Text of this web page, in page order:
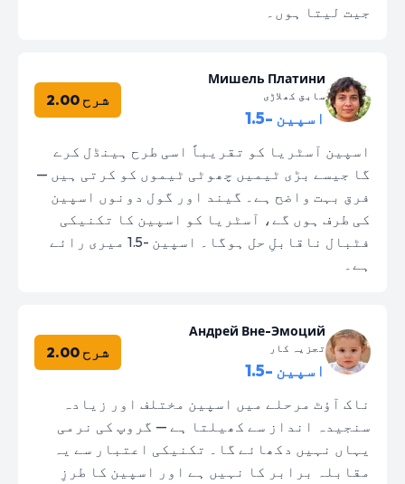
جیت لیتا ہوں۔
Мишель Платини
سابق کھلاڑی
اسپین -1.5
شرح 2.00
اسپین آسٹریا کو تقریباً اسی طرح ہینڈل کرے
گا جیسے بڑی ٹیمیں چھوٹی ٹیموں کو کرتی ہیں —
فرق بہت واضح ہے۔ گیند اور گول دونوں اسپین
کی طرف ہوں گے، آسٹریا کو اسپین کا تکنیکی
فٹبال ناقابلِ حل ہوگا۔ اسپین -1.5 میری رائے
ہے۔
Андрей Вне-Эмоций
تجزیہ کار
اسپین -1.5
شرح 2.00
ناک آؤٹ مرحلے میں اسپین مختلف اور زیادہ
سنجیدہ انداز سے کھیلتا ہے — گروپ کی نرمی
یہاں نہیں دکھائے گا۔ تکنیکی اعتبار سے یہ
مقابلہ برابر کا نہیں ہے اور اسپین کا طرزِ